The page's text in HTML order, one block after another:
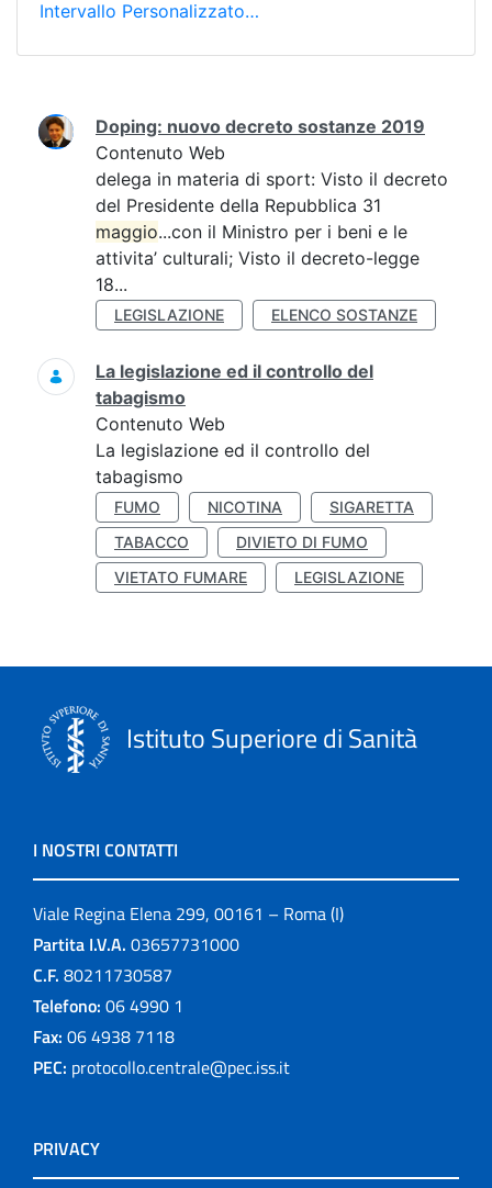
Intervallo Personalizzato…
Ricerca
Doping: nuovo decreto sostanze 2019
Contenuto Web
delega in materia di sport: Visto il decreto
del Presidente della Repubblica 31
maggio...con il Ministro per i beni e le
attivita’ culturali; Visto il decreto-legge
18...
LEGISLAZIONE ELENCO SOSTANZE
La legislazione ed il controllo del
tabagismo
Contenuto Web
La legislazione ed il controllo del
tabagismo
FUMO NICOTINA
SIGARETTA
TABACCO
DIVIETO DI FUMO
VIETATO FUMARE
LEGISLAZIONE
Istituto Superiore di Sanità
I NOSTRI CONTATTI
Viale Regina Elena 299, 00161 – Roma (I)
Partita I.V.A. 03657731000
C.F. 80211730587
Telefono: 06 4990 1
Fax: 06 4938 7118
PEC: protocollo.centrale@pec.iss.it
PRIVACY